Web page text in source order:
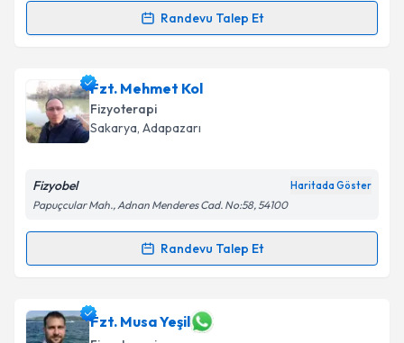
Randevu Talep Et
Randevu Takvimi Talebi
Fzt. Hamiyet Özdemiriçin randevu takvimi talebi
oluşturun. Size bu uzmandan randevu almanız için bir
takvim hazırlandığında e-posta ile bilgilendireceğiz.
Kişisel verilerimin işlenmesine ilişkin
Metni'ni okudum ve kişisel verilerimin belirtilen
Takvim Talebini Gönder
Fzt. Mehmet Kol
Fizyoterapi
Sakarya, Adapazarı
Fizyobel Haritada Göster
Papuçcular Mah., Adnan Menderes Cad. No:58, 54100
Randevu Talep Et
Randevu Takvimi Talebi
Fzt. Mehmet Koliçin randevu takvimi talebi
oluşturun. Size bu uzmandan randevu almanız için bir
Fzt. Musa Yeşil